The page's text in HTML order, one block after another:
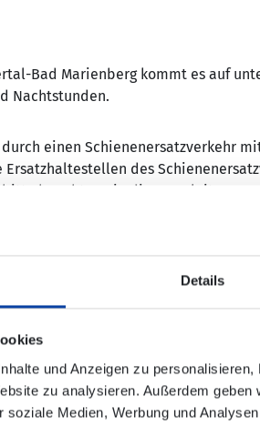
Details
und Anzeigen zu
zu analysieren. Außerdem
soziale Medien, Werbung und
Bad Marienberg kommt es auf
Nachtstunden.
einen Schienenersatzverkehr
des
beachten Sie die
es am 30.10. und 31.10.2025
Abend- und Nachtstunden.
einen Schienenersatzverkehr